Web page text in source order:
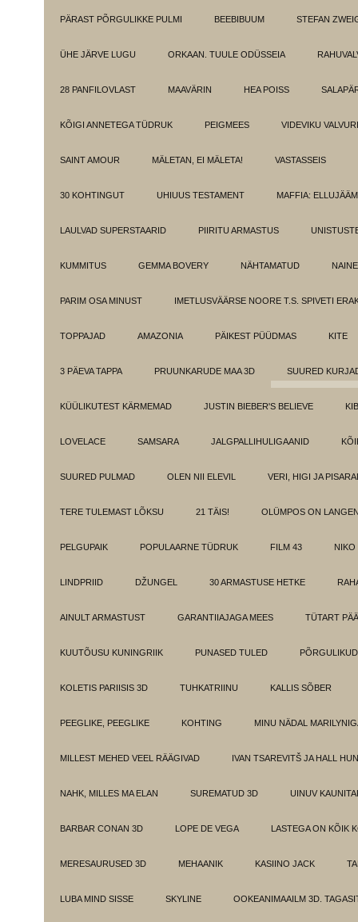
PÄRAST PÕRGULIKKE PULMI BEEBIBUUM STEFAN
ÜHE JÄRVE LUGU ORKAAN. TUULE ODÜSSEIA
28 PANFILOVLAST MAAVÄRIN HEA POISS
KÕIGI ANNETEGA TÜDRUK PEIGMEES VIDEVIKU
SAINT AMOUR MÄLETAN, EI MÄLETA! VASTASSEIS
30 KOHTINGUT UHIUUS TESTAMENT MAFFIA:
LAULVAD SUPERSTAARID PIIRITU ARMASTUS
KUMMITUS GEMMA BOVERY NÄHTAMATUD
PARIM OSA MINUST IMETLUSVÄÄRSE NOORE T.S. SPIVETI
TOPPAJAD AMAZONIA PÄIKEST PÜÜDMAS KITE
3 PÄEVA TAPPA PRUUNKARUDE MAA 3D SUURED
KÜÜLIKUTEST KÄRMEMAD JUSTIN BIEBER'S BELIEVE
LOVELACE SAMSARA JALGPALLIHULIGAANID
SUURED PULMAD OLEN NII ELEVIL VERI, HIGI JA
TERE TULEMAST LÕKSU 21 TÄIS! OLÜMPOS ON
PELGUPAIK POPULAARNE TÜDRUK FILM 43 NIKO
LINDPRIID DŽUNGEL 30 ARMASTUSE HETKE
AINULT ARMASTUST GARANTIIAJAGA MEES TÜTART
KUUTÕUSU KUNINGRIIK PUNASED TULED
KOLETIS PARIISIS 3D TUHKATRIINU KALLIS SÕBER
PEEGLIKE, PEEGLIKE KOHTING MINU NÄDAL
MILLEST MEHED VEEL RÄÄGIVAD IVAN TSAREVITŠ JA HALL
NAHK, MILLES MA ELAN SUREMATUD 3D UINUV
BARBAR CONAN 3D LOPE DE VEGA LASTEGA ON KÕIK
MERESAURUSED 3D MEHAANIK KASIINO JACK
LUBA MIND SISSE SKYLINE OOKEANIMAAILM 3D.